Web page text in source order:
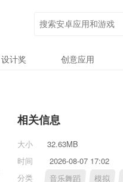
设计奖 创意应用
相关信息
大小
32.63MB
时间
2026-08-07 17:02
分类
音乐舞蹈 模拟